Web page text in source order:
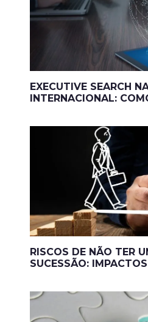
EXECUTIVE SEARCH
INTERNACIONAL:
RISCOS DE NÃO TER
SUCESSÃO: